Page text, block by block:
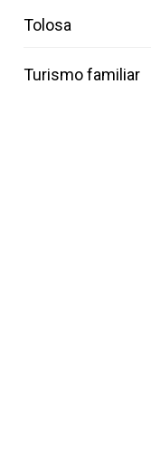
Tolosa
Turismo familiar